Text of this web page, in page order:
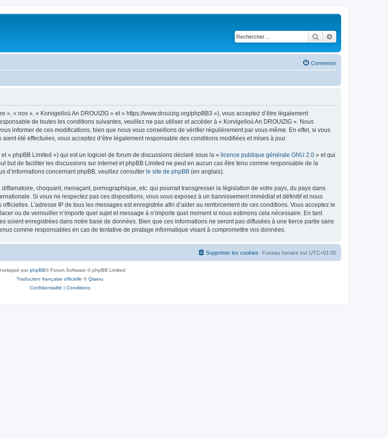
Rechercher
Connexion
« nos », « Korvigelloù An DROUIZIG » et « https://www.drouizig.org/phpBB3 »), vous acceptez d’être légalement
de toutes les conditions suivantes, veuillez ne pas utiliser et accéder à « Korvigelloù An DROUIZIG ». Nous
informer de ces modifications, bien que nous vous conseillons de vérifier régulièrement par vous-même. En effet, si vous
été effectuées, vous acceptez d’être légalement responsable des conditions modifiées et mises à jour.
« phpBB Limited ») qui est un logiciel de forum de discussions déclaré sous la « licence publique générale GNU 2.0 » et qui
but de faciliter les discussions sur internet et phpBB Limited ne peut en aucun cas être tenu comme responsable de la
d’informations concernant phpBB, veuillez consulter le site de phpBB (en anglais).
choquant, menaçant, pornographique, etc. qui pourrait transgresser la législation de votre pays, du pays dans
Si vous ne respectez pas ces dispositions, vous vous exposez à un bannissement immédiat et définitif et nous
L’adresse IP de tous les messages est enregistrée afin d’aider au renforcement de ces conditions. Vous acceptez le
ou de verrouiller n’importe quel sujet et message à n’importe quel moment si nous estimons cela nécessaire. En tant
soient enregistrées dans notre base de données. Bien que ces informations ne seront pas diffusées à une tierce partie sans
comme responsables en cas de tentative de piratage informatique visant à compromettre vos données.
Fuseau horaire sur UTC+01:00
Supprimer les cookies
parphpBB® Forum Software © phpBB Limited
Traduction française officielle ©Qiaeru
Confidentialité | Conditions